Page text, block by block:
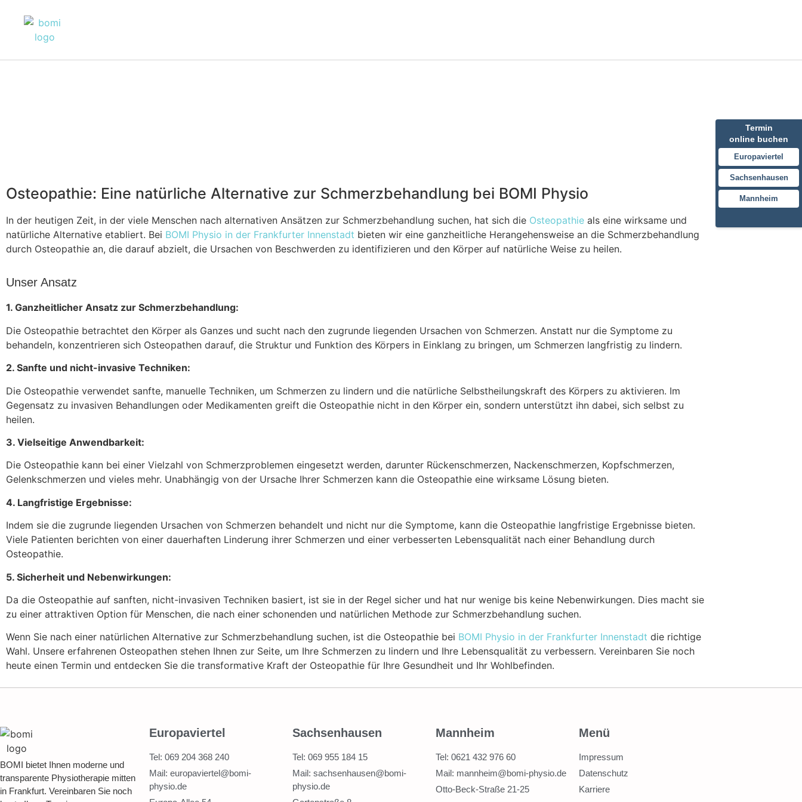
Termin
online buchen
Europaviertel
Sachsenhausen
Mannheim
Osteopathie: Eine natürliche Alternative zur Schmerzbehandlung bei BOMI Physio
In der heutigen Zeit, in der viele Menschen nach alternativen Ansätzen zur Schmerzbehandlung suchen, hat sich die Osteopathie als eine wirksame und
natürliche Alternative etabliert. Bei BOMI Physio in der Frankfurter Innenstadt bieten wir eine ganzheitliche Herangehensweise an die Schmerzbehandlung
durch Osteopathie an, die darauf abzielt, die Ursachen von Beschwerden zu identifizieren und den Körper auf natürliche Weise zu heilen.
Unser Ansatz
1. Ganzheitlicher Ansatz zur Schmerzbehandlung:
Die Osteopathie betrachtet den Körper als Ganzes und sucht nach den zugrunde liegenden Ursachen von Schmerzen. Anstatt nur die Symptome zu
behandeln, konzentrieren sich Osteopathen darauf, die Struktur und Funktion des Körpers in Einklang zu bringen, um Schmerzen langfristig zu lindern.
2. Sanfte und nicht-invasive Techniken:
Die Osteopathie verwendet sanfte, manuelle Techniken, um Schmerzen zu lindern und die natürliche Selbstheilungskraft des Körpers zu aktivieren. Im
Gegensatz zu invasiven Behandlungen oder Medikamenten greift die Osteopathie nicht in den Körper ein, sondern unterstützt ihn dabei, sich selbst zu
heilen.
3. Vielseitige Anwendbarkeit:
Die Osteopathie kann bei einer Vielzahl von Schmerzproblemen eingesetzt werden, darunter Rückenschmerzen, Nackenschmerzen, Kopfschmerzen,
Gelenkschmerzen und vieles mehr. Unabhängig von der Ursache Ihrer Schmerzen kann die Osteopathie eine wirksame Lösung bieten.
4. Langfristige Ergebnisse:
Indem sie die zugrunde liegenden Ursachen von Schmerzen behandelt und nicht nur die Symptome, kann die Osteopathie langfristige Ergebnisse bieten.
Viele Patienten berichten von einer dauerhaften Linderung ihrer Schmerzen und einer verbesserten Lebensqualität nach einer Behandlung durch
Osteopathie.
5. Sicherheit und Nebenwirkungen:
Da die Osteopathie auf sanften, nicht-invasiven Techniken basiert, ist sie in der Regel sicher und hat nur wenige bis keine Nebenwirkungen. Dies macht sie
zu einer attraktiven Option für Menschen, die nach einer schonenden und natürlichen Methode zur Schmerzbehandlung suchen.
Wenn Sie nach einer natürlichen Alternative zur Schmerzbehandlung suchen, ist die Osteopathie bei BOMI Physio in der Frankfurter Innenstadt die richtige
Wahl. Unsere erfahrenen Osteopathen stehen Ihnen zur Seite, um Ihre Schmerzen zu lindern und Ihre Lebensqualität zu verbessern. Vereinbaren Sie noch
heute einen Termin und entdecken Sie die transformative Kraft der Osteopathie für Ihre Gesundheit und Ihr Wohlbefinden.
BOMI bietet Ihnen moderne und
transparente Physiotherapie mitten
in Frankfurt. Vereinbaren Sie noch
Europaviertel
Tel: 069 204 368 240
Mail: europaviertel@bomi-
physio.de
Sachsenhausen
Tel: 069 955 184 15
Mail: sachsenhausen@bomi-
physio.de
Mannheim
Tel: 0621 432 976 60
Mail: mannheim@bomi-physio.de
Otto-Beck-Straße 21-25
Menü
Impressum
Datenschutz
Karriere